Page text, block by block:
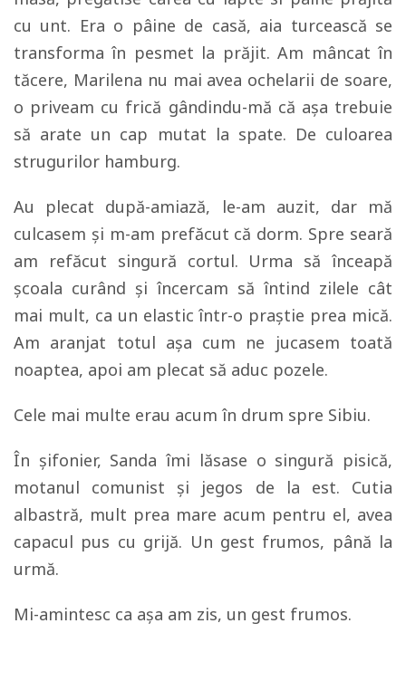
cu unt. Era o pâine de casă, aia turcească se
transforma în pesmet la prăjit. Am mâncat în
tăcere, Marilena nu mai avea ochelarii de soare,
o priveam cu frică gândindu-mă că așa trebuie
să arate un cap mutat la spate. De culoarea
strugurilor hamburg.
Au plecat după-amiază, le-am auzit, dar mă
culcasem și m-am prefăcut că dorm. Spre seară
am refăcut singură cortul. Urma să înceapă
școala curând și încercam să întind zilele cât
mai mult, ca un elastic într-o praștie prea mică.
Am aranjat totul așa cum ne jucasem toată
noaptea, apoi am plecat să aduc pozele.
Cele mai multe erau acum în drum spre Sibiu.
În șifonier, Sanda îmi lăsase o singură pisică,
motanul comunist și jegos de la est. Cutia
albastră, mult prea mare acum pentru el, avea
capacul pus cu grijă. Un gest frumos, până la
urmă.
Mi-amintesc ca așa am zis, un gest frumos.